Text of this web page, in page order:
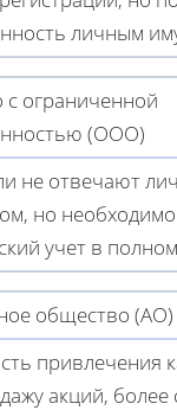
личным
ограниченной
(ООО)
не отвечают
но необходимо
учет в
общество (АО)
привлечения
акций, более